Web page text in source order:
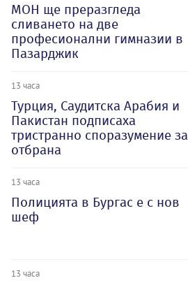
МОН ще преразгледа
сливането на две
професионални гимназии в
Пазарджик
13 часа
Турция, Саудитска Арабия и
Пакистан подписаха
тристранно споразумение за
отбрана
13 часа
Полицията в Бургас е с нов
шеф
13 часа